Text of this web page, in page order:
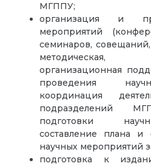
МГППУ;
организация и
мероприятий
семинаров,
методическая,
организационная
проведения
координация
подразделений
подготовки
составление плана и
научных мероприятий
подготовка к